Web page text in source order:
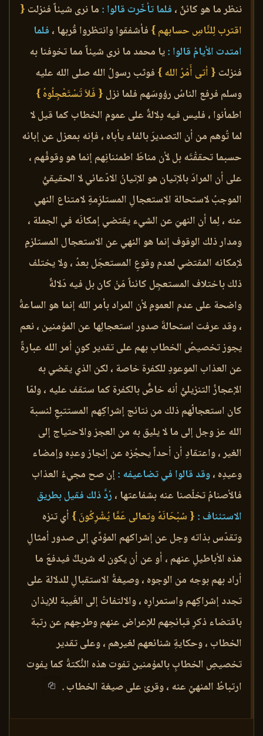
ننظر ما هو كائنٌ ، فلما تأخّرت قالوا : ما نرى شيئاً فنزلت {
اقترب لِلنَّاسِ حسابهم } فأشفقوا وانتظروا قُربها ، فلما
امتدت الأيامُ قالوا :يا محمد ما نرى شيئاً مما تخوفنا به
فنزلت { أتى أَمْرُ الله } فوثب رسولُ الله صلى الله عليه
وسلم فرفع الناسُ رؤوسَهم فلما نزل { فَلاَ تَسْتَعْجِلُوهُ }
اطمأنوا ، فليس فيه دِلالةٌ على عموم الخطاب كما قيل لا
لما تُوهم من أن التصديرَ بالفاء يأباه ، فإنه بمعزل عن إبائه
حسبما تحققْتَه بل لأن مناطَ اطمئنانِهم إنما هو وقوفُهم ،
على أن المرادَ بالإتيان هو الإتيانُ الادّعائي لا الحقيقيُّ
الموجبُ لاستحالة الاستعجالِ المستلزِمةِ لامتناع النهي
عنه ، لِما أن النهيَ عن الشيء يقتضي إمكانَه في الجملة ،
ومدار ذلك الوقوف إنما هو النهي عن الاستعجال المستلزمِ
لإمكانه المقتضي لعدم وقوعِ المستعجَل بعدُ ، ولا يختلف
ذلك باختلاف المستعجِل كائناً مَنْ كان بل فيه دَلالةٌ
واضحة على عدم العمومِ لأن المراد بأمر الله إنما هو الساعةُ
، وقد عرفت استحالةَ صدور استعجالِها عن المؤمنين ، نعم
يجوز تخصيصُ الخطاب بهم على تقدير كونِ أمر الله عبارةً
عن العذاب الموعودِ للكفرة خاصة ، لكن الذي يقضي به
الإعجازُ التنزيليُّ أنه خاصٌّ بالكفرة كما ستقف عليه ، ولمّا
كان استعجالُهم ذلك من نتائج إشراكِهم المستتبعِ لنسبة
الله عز وجل إلى ما لا يليق به من العجز والاحتياج إلى
الغير ، واعتقادِ أن أحداً يحجُزه عن إنجاز وعدِه وإمضاء
وعيدِه ،وقد قالوا في تضاعيفه :إن صح مجيءُ العذاب
فالأصنامُ تخلّصنا عنه بشفاعتها ، رُدَّ ذلك فقيل بطريق
الاستئناف : { سُبْحَانَهُ وتعالى عَمَّا يُشْرِكُونَ } أي تنزه
وتقدّس بذاته وجل عن إشراكهم المؤدِّي إلى صدور أمثالِ
هذه الأباطيلِ عنهم ، أو عن أن يكون له شريكٌ فيدفعَ ما
أراد بهم بوجه من الوجوه ، وصيغةُ الاستقبالِ للدلالة على
تجدد إشراكِهم واستمرارِه ، والالتفاتُ إلى الغَيبة للإيذان
باقتضاء ذكرِ قبائحِهم للإعراض عنهم وطرحِهم عن رتبة
الخطاب ، وحكايةِ شنائعهم لغيرهم ، وعلى تقدير
تخصيصِ الخطابِ بالمؤمنين تفوت هذه النُّكتةُ كما يفوت
ارتباطُ المنهيِّ عنه ، وقرئ على صيغة الخطاب .